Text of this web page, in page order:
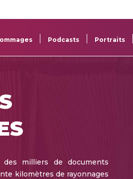
des œuvres
Podcasts Portraits
des milliers de documents
kilomètres de rayonnages